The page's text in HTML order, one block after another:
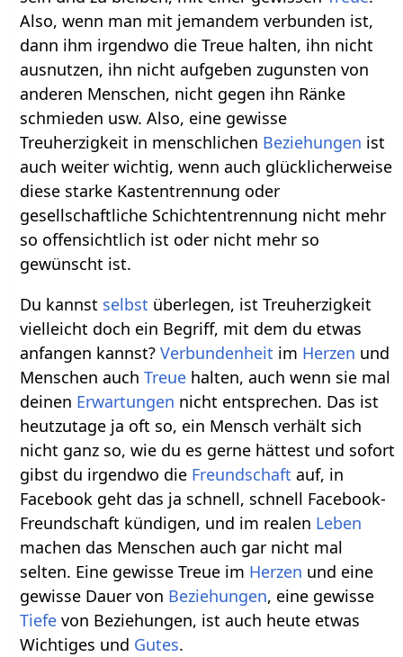
Also, wenn man mit jemandem verbunden ist,
dann ihm irgendwo die Treue halten, ihn nicht
ausnutzen, ihn nicht aufgeben zugunsten von
anderen Menschen, nicht gegen ihn Ränke
schmieden usw. Also, eine gewisse
Treuherzigkeit in menschlichen Beziehungen ist
auch weiter wichtig, wenn auch glücklicherweise
diese starke Kastentrennung oder
gesellschaftliche Schichtentrennung nicht mehr
so offensichtlich ist oder nicht mehr so
gewünscht ist.
Du kannst selbst überlegen, ist Treuherzigkeit
vielleicht doch ein Begriff, mit dem du etwas
anfangen kannst?Verbundenheit im Herzen und
Menschen auchTreue halten, auch wenn sie mal
deinen Erwartungen nicht entsprechen. Das ist
heutzutage ja oft so, ein Mensch verhält sich
nicht ganz so, wie du es gerne hättest und sofort
gibst du irgendwo die Freundschaft auf, in
Facebook geht das ja schnell, schnell Facebook-
Freundschaft kündigen, und im realen Leben
machen das Menschen auch gar nicht mal
selten. Eine gewisse Treue im Herzen und eine
gewisse Dauer von Beziehungen, eine gewisse
Tiefe von Beziehungen, ist auch heute etwas
Wichtiges und Gutes.